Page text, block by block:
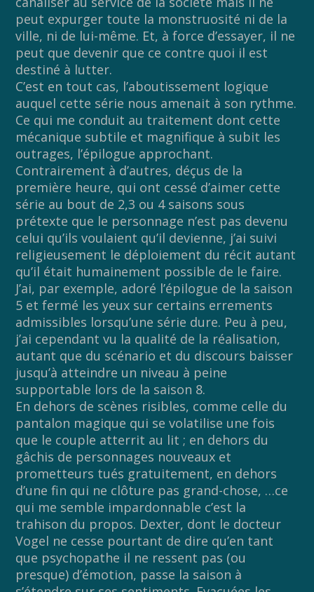
peut expurger toute la monstruosité ni de la
ville, ni de lui-même. Et, à force d’essayer, il ne
peut que devenir que ce contre quoi il est
destiné à lutter.
C’est en tout cas, l’aboutissement logique
auquel cette série nous amenait à son rythme.
Ce qui me conduit au traitement dont cette
mécanique subtile et magnifique à subit les
outrages, l’épilogue approchant.
Contrairement à d’autres, déçus de la
première heure, qui ont cessé d’aimer cette
série au bout de 2,3 ou 4 saisons sous
prétexte que le personnage n’est pas devenu
celui qu’ils voulaient qu’il devienne, j’ai suivi
religieusement le déploiement du récit autant
qu’il était humainement possible de le faire.
J’ai, par exemple, adoré l’épilogue de la saison
5 et fermé les yeux sur certains errements
admissibles lorsqu’une série dure. Peu à peu,
j’ai cependant vu la qualité de la réalisation,
autant que du scénario et du discours baisser
jusqu’à atteindre un niveau à peine
supportable lors de la saison 8.
En dehors de scènes risibles, comme celle du
pantalon magique qui se volatilise une fois
que le couple atterrit au lit ; en dehors du
gâchis de personnages nouveaux et
prometteurs tués gratuitement, en dehors
d’une fin qui ne clôture pas grand-chose, …ce
qui me semble impardonnable c’est la
trahison du propos. Dexter, dont le docteur
Vogel ne cesse pourtant de dire qu’en tant
que psychopathe il ne ressent pas (ou
presque) d’émotion, passe la saison à